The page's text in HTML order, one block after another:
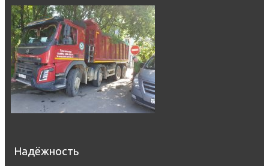
Надёжность